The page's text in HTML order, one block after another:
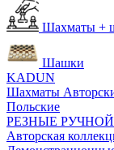
Шахматы +
Шашки
KADUN
Шахматы
Польские
РЕЗНЫЕ
Авторская